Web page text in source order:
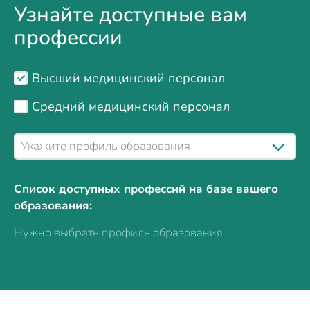
Узнайте доступные вам
профессии
Высший медицинский персонал
Средний медицинский персонал
Список доступных профессий на базе вашего
образования:
Нужно выбрать профиль образования